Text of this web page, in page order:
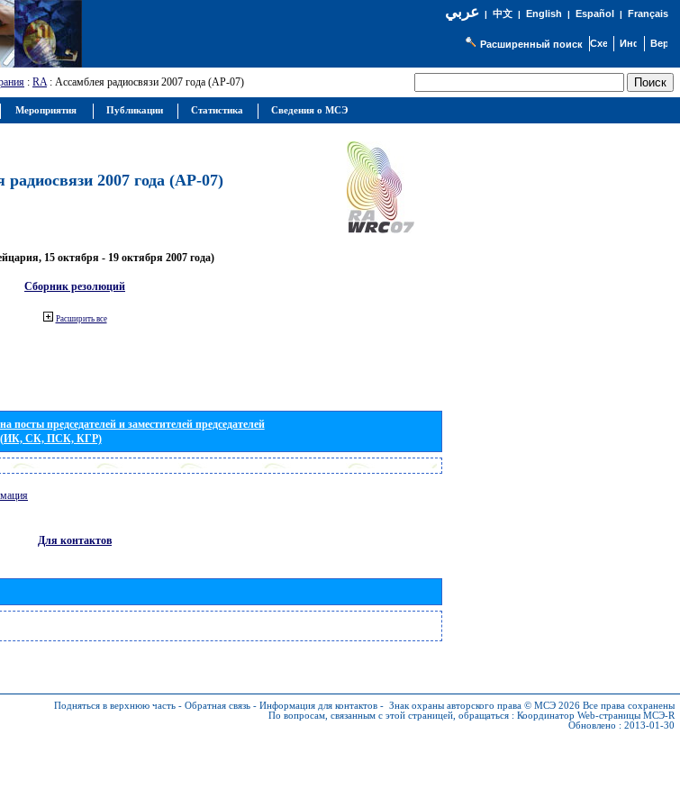
عربي| 中文| English | Español | Français
Расширенный поиск
: RA: Ассамблея радиосвязи 2007 года (АР-07)
радиосвязи 2007 года (АР-07)
15 октября - 19 октября 2007 года)
Сборник резолюций
Расширить все
посты председателей и заместителей председателей
(ИК, СК, ПСК, КГР)
Для контактов
Подняться в верхнюю часть - Обратная связь - Информация для контактов - Знак охраны авторского права © МСЭ 2026 Все права сохранены
По вопросам, связанным с этой страницей, обращаться : Координатор Web-страницы МСЭ-R
Обновлено : 2013-01-30
Мероприятия Публикации Статистика Сведения о МСЭ